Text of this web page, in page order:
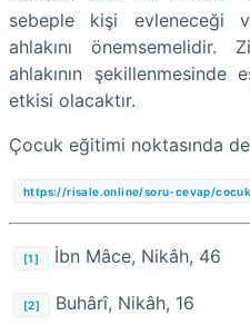
sebeple kişi evleneceği
ahlakını önemsemelidir.
ahlakının
etkisi olacaktır.
Çocuk eğitimi noktasında
https://risale.online/soru-cevap/
[1] İbn Mâce, Nikâh, 46
[2] Buhârî, Nikâh, 16